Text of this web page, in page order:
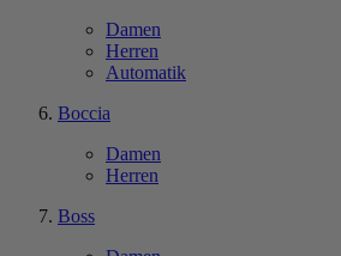
Damen
Herren
Automatik
Boccia
Damen
Herren
Boss